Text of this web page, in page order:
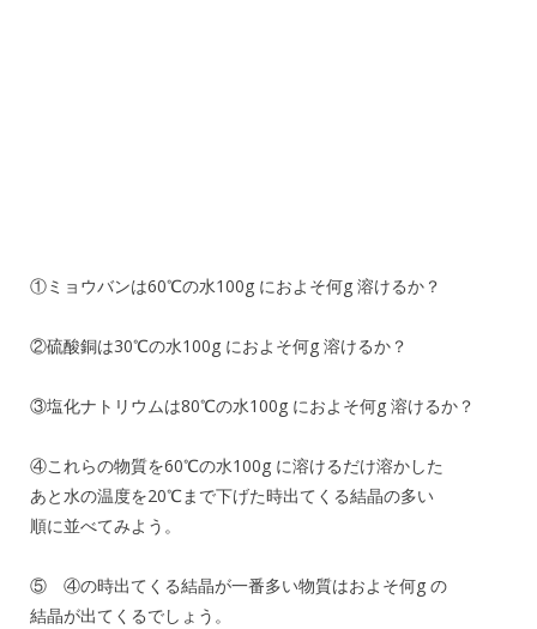
①ミョウバンは60℃の水100g におよそ何g 溶けるか？
②硫酸銅は30℃の水100g におよそ何g 溶けるか？
③塩化ナトリウムは80℃の水100g におよそ何g 溶けるか？
④これらの物質を60℃の水100g に溶けるだけ溶かした
あと水の温度を20℃まで下げた時出てくる結晶の多い
順に並べてみよう。
⑤ ④の時出てくる結晶が一番多い物質はおよそ何g の
結晶が出てくるでしょう。